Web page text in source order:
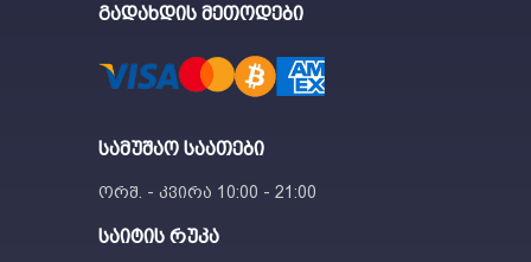
გადახდის მეთოდები
სამუშაო საათები
ორშ. - კვირა 10:00 - 21:00
საიტის რუკა